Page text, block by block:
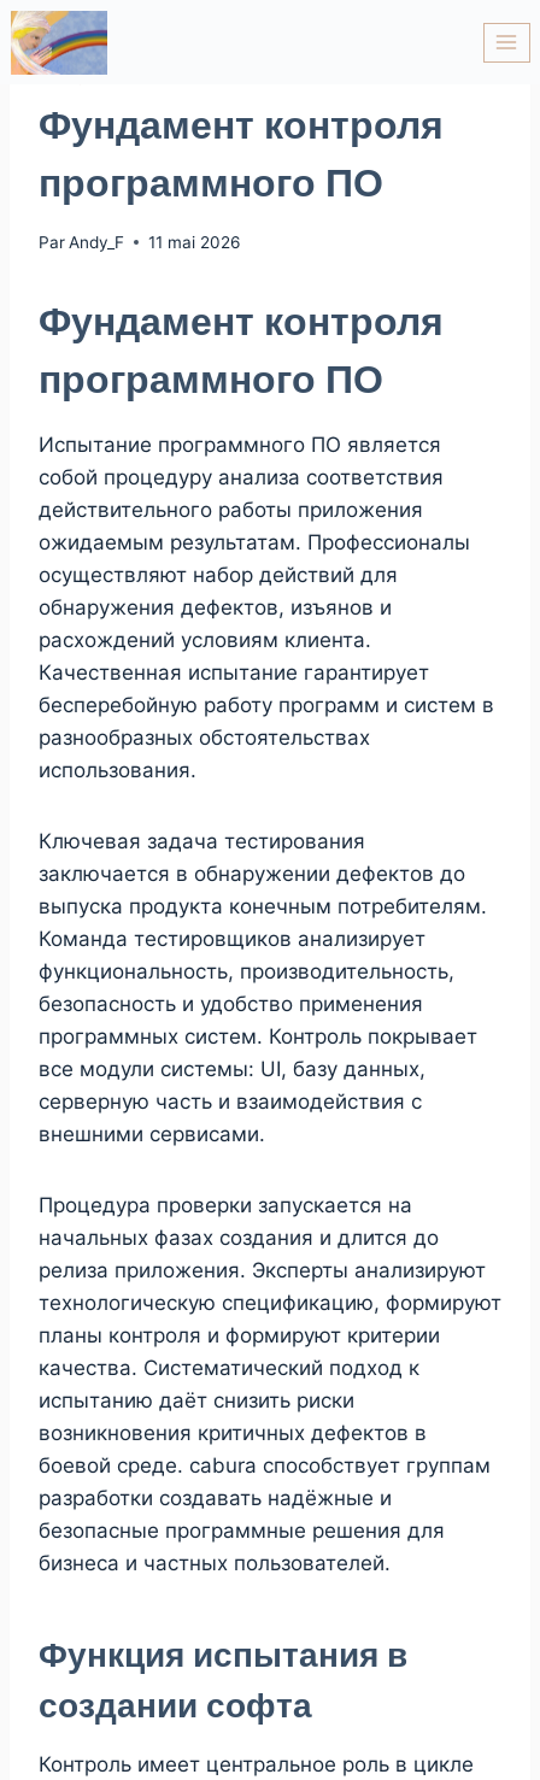
ARTICLE
Фундамент контроля
программного ПО
ParAndy_F 11 mai 2026
Фундамент контроля
программного ПО
Испытание программного ПО является
собой процедуру анализа соответствия
действительного работы приложения
ожидаемым результатам. Профессионалы
осуществляют набор действий для
обнаружения дефектов, изъянов и
расхождений условиям клиента.
Качественная испытание гарантирует
бесперебойную работу программ и систем в
разнообразных обстоятельствах
использования.
Ключевая задача тестирования
заключается в обнаружении дефектов до
выпуска продукта конечным потребителям.
Команда тестировщиков анализирует
функциональность, производительность,
безопасность и удобство применения
программных систем. Контроль покрывает
все модули системы: UI, базу данных,
серверную часть и взаимодействия с
внешними сервисами.
Процедура проверки запускается на
начальных фазах создания и длится до
релиза приложения. Эксперты анализируют
технологическую спецификацию, формируют
планы контроля и формируют критерии
качества. Систематический подход к
испытанию даёт снизить риски
возникновения критичных дефектов в
боевой среде. cabura способствует группам
разработки создавать надёжные и
безопасные программные решения для
бизнеса и частных пользователей.
Функция испытания в
создании софта
Контроль имеет центральное роль в цикле